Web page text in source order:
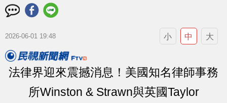
2026-06-01 19:48 小 中 大
法律界迎來震撼消息！美國知名律師事務
所Winston & Strawn與英國Taylor